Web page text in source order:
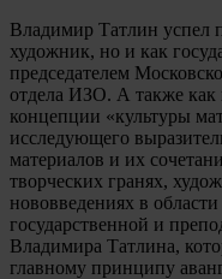
Владимир Татлин успел
художник, но и как
председателем
отдела ИЗО. А также как
концепции «культуры
исследующего
материалов и их
творческих гранях,
нововведениях в области
государственной и
Владимира Татлина,
главному принципу